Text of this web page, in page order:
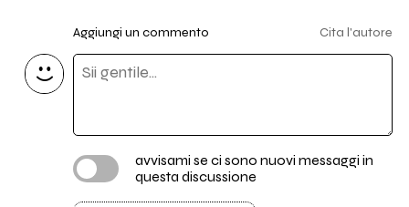
Aggiungi un commento Cita l'autore
avvisami se ci sono nuovi messaggi in
questa discussione